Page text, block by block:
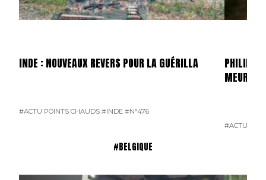
INDE : NOUVEAUX REVERS POUR LA GUÉRILLA
#ACTU POINTS CHAUDS #INDE #N°476
#ACTU
#BELGIQUE